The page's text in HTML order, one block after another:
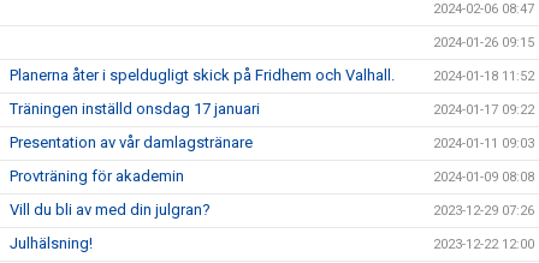
2024-02-06 08:47
2024-01-26 09:15
Planerna åter i speldugligt skick på Fridhem och Valhall. 2024-01-18 11:52
Träningen inställd onsdag 17 januari 2024-01-17 09:22
Presentation av vår damlagstränare 2024-01-11 09:03
Provträning för akademin 2024-01-09 08:08
Vill du bli av med din julgran? 2023-12-29 07:26
Julhälsning! 2023-12-22 12:00